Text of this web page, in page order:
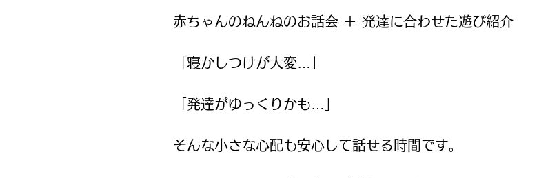
赤ちゃんのねんねのお話会 ＋ 発達に合わせた遊び紹介
「寝かしつけが大変…」
「発達がゆっくりかも…」
そんな小さな心配も安心して話せる時間です。